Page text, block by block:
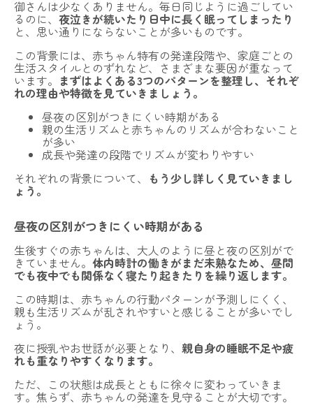
NOALONとは
登録カウンセラー
よくある質問
御さんは少なくありません。毎日同じように過ごしてい
るのに、 夜泣きが続いたり日中に長く眠ってしまったり
と、思い通りにならないことが多いものです。
この背景には、赤ちゃん特有の発達段階や、家庭ごとの
生活スタイルとのずれなど、さまざまな要因が重なって
います。 まずはよくある3つのパターンを整理し、それぞ
れの理由や特徴を見ていきましょう。
昼夜の区別がつきにくい時期がある
親の生活リズムと赤ちゃんのリズムが合わないこと
が多い
成長や発達の段階でリズムが変わりやすい
それぞれの背景について、 もう少し詳しく見ていきまし
ょう。
昼夜の区別がつきにくい時期がある
生後すぐの赤ちゃんは、大人のように昼と夜の区別がで
きていません。 体内時計の働きがまだ未熟なため、昼間
でも夜中でも関係なく寝たり起きたりを繰り返します。
この時期は、赤ちゃんの行動パターンが予測しにくく、
親も生活リズムが乱されやすいと感じることが多いでし
ょう。
夜に授乳やお世話が必要となり、 親自身の睡眠不足や疲
れも重なりやすくなります。
ただ、この状態は成長とともに徐々に変わっていきま
す。焦らず、赤ちゃんの発達を見守ることが大切です。